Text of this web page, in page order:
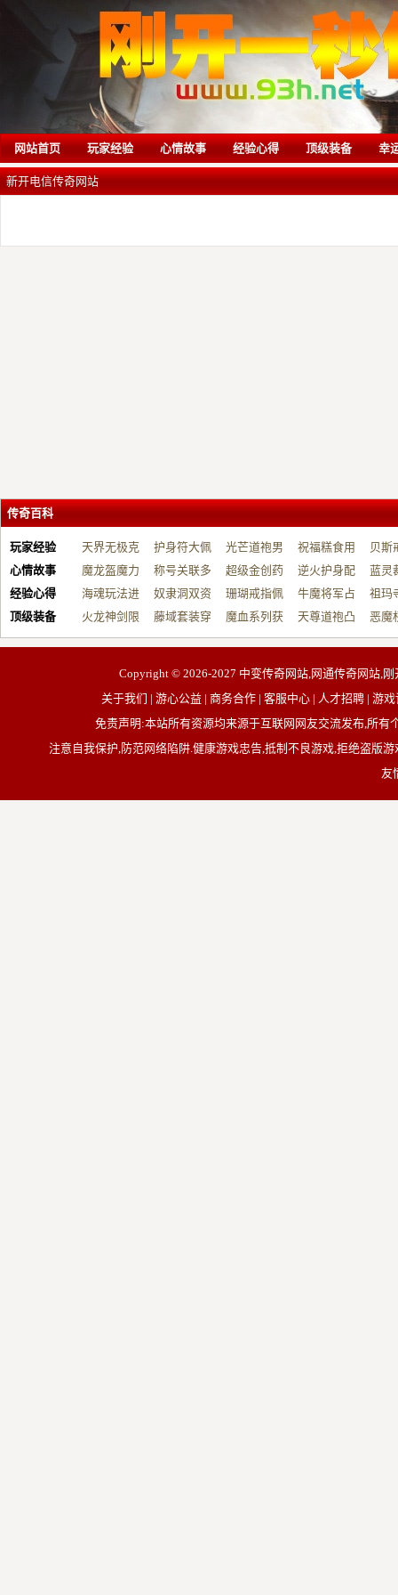
网站首页 玩家经验 心情故事 经验心得 顶级装备 幸
新开电信传奇网站
传奇百科
玩家经验
天界无极克
制…
护身符大佩
戴…
光芒道袍男
战…
祝福糕食用
帮…
贝斯
开…
心情故事
魔龙盔魔力
增…
称号关联多
元…
超级金创药
带…
逆火护身配
祝…
蓝灵
台…
经验心得
海魂玩法进
阶…
奴隶洞双资
源…
珊瑚戒指佩
戴…
牛魔将军占
占…
祖玛
动…
顶级装备
火龙神剑限
制…
藤域套装穿
戴…
魔血系列获
取…
天尊道袍凸
显…
恶魔
有…
Copyright © 2026-2027 中变传奇网站,网通传奇网站,
关于我们 | 游心公益 | 商务合作 | 客服中心 | 人才招聘 | 游
免责声明:本站所有资源均来源于互联网网友交流发布,所
注意自我保护,防范网络陷阱.健康游戏忠告,抵制不良游戏,拒绝盗版
友